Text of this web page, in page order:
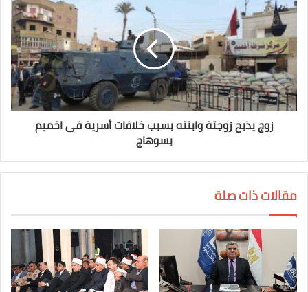
زوج يذبح زوجتة وابنته بسبب خلافات أسرية فى اخميم
بسوهاج
مقالات ذات صلة